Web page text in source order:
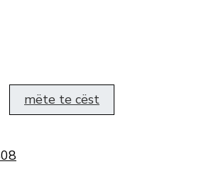
mëte te cëst